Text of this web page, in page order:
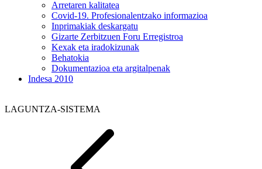
Arretaren kalitatea
Covid-19. Profesionalentzako informazioa
Inprimakiak deskargatu
Gizarte Zerbitzuen Foru Erregistroa
Kexak eta iradokizunak
Behatokia
Dokumentazioa eta argitalpenak
Indesa 2010
LAGUNTZA-SISTEMA